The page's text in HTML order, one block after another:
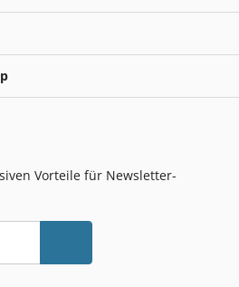
Vorteile für Newsletter-